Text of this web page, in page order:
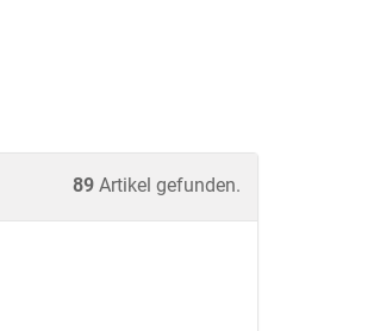
89 Artikel gefunden.